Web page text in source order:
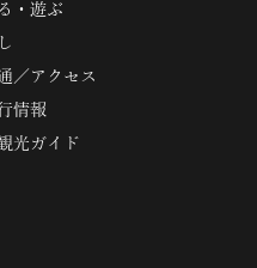
・遊ぶ
／アクセス
情報
光ガイド